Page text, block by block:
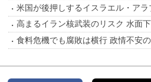
米国が後押しするイスラエル・ア
高まるイラン核武装のリスク 水面
食料危機でも腐敗は横行 政情不安